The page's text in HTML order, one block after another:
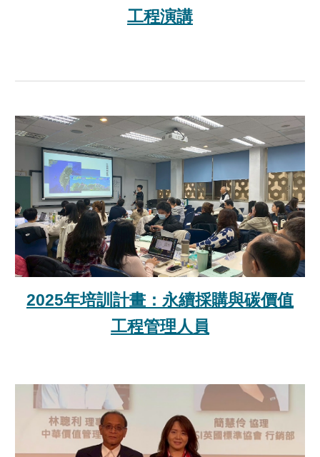
工程演講
2025年培訓計畫：永續採購與碳價值
工程管理人員